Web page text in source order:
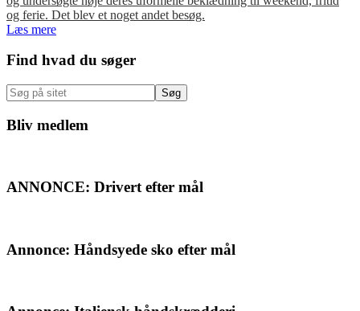
og ferie. Det blev et noget andet besøg.
Læs mere
Primær
Sidebar
Find hvad du søger
Søg
på
sitet
Bliv medlem
ANNONCE: Drivert efter mål
Annonce: Håndsyede sko efter mål